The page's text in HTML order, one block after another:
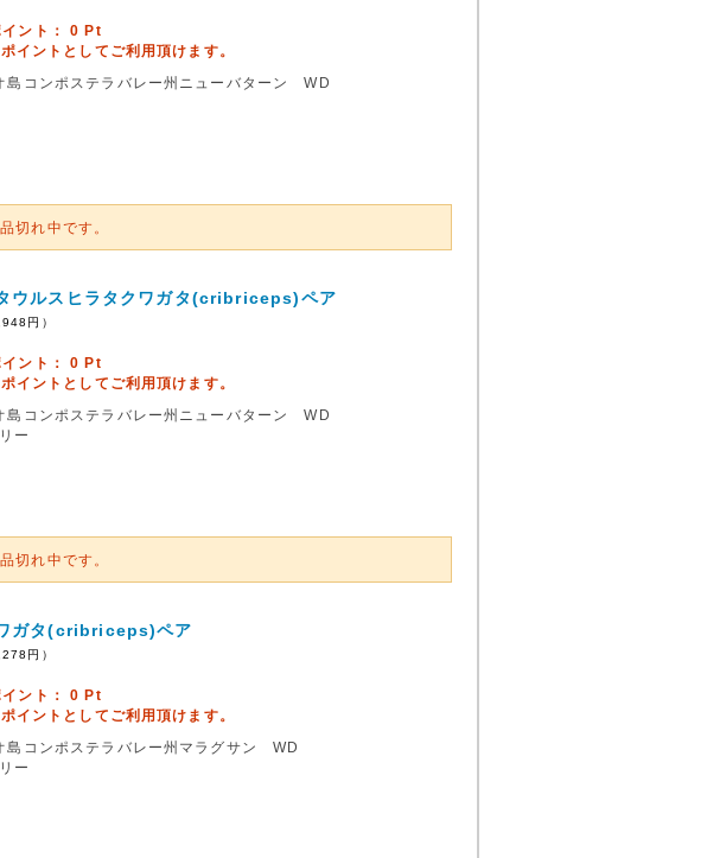
イント：0 Pt
イントとしてご利用頂けます。
コンポステラバレー州ニューバターン WD
品切れ中です。
ウルスヒラタクワガタ(cribriceps)ペア
円）
イント：0 Pt
イントとしてご利用頂けます。
コンポステラバレー州ニューバターン WD
ー
品切れ中です。
ワガタ(cribriceps)ペア
円）
イント：0 Pt
イントとしてご利用頂けます。
コンポステラバレー州マラグサン WD
ー